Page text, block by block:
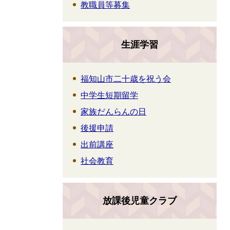
教職員等募集
生涯学習
福知山市二十歳を祝う会
中学生短期留学
家族だんらんの日
後援申請
出前講座
社会教育
放課後児童クラブ